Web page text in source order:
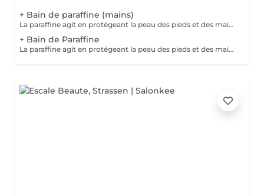
+ Bain de paraffine (mains)
La paraffine agit en protégeant la peau des pieds et des mains contre les agressions extérieures. Sa capacité de rétention d'eau favorise l'hydratation de la peau. Le traitement à la paraffine est idéal pour avoir des membres lisses. En effet, ce produit procure un effet rajeunissant à la peau, en plus de l'adoucir. Ce traitement est ainsi surtout recommandé à toute personne ayant la peau sèche.
+ Bain de Paraffine
La paraffine agit en protégeant la peau des pieds et des mains contre les agressions extérieures. Sa capacité de rétention d'eau favorise l'hydratation de la peau. Le traitement à la paraffine est idéal pour avoir des membres lisses. En effet, ce produit procure un effet rajeunissant à la peau, en plus de l'adoucir. Ce traitement est ainsi surtout recommandé à toute personne ayant la peau sèche.